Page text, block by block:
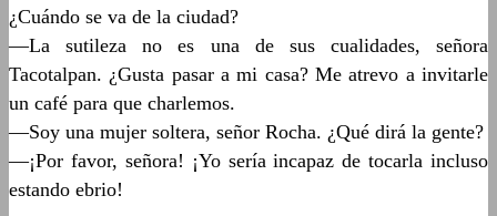
¿Cuándo se va de la ciudad?
—La sutileza no es una de sus cualidades, señora
Tacotalpan. ¿Gusta pasar a mi casa? Me atrevo a invitarle
un café para que charlemos.
—Soy una mujer soltera, señor Rocha. ¿Qué dirá la gente?
—¡Por favor, señora! ¡Yo sería incapaz de tocarla incluso
estando ebrio!